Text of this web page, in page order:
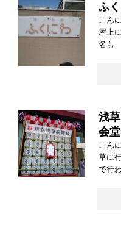
ふ
こん
屋上
名も
浅
会
こん
草に
で行